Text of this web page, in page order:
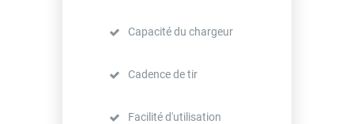
Capacité du chargeur
Cadence de tir
Facilité d'utilisation